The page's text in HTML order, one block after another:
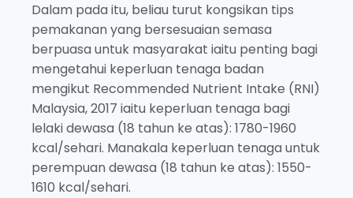
Dalam pada itu, beliau turut kongsikan tips
pemakanan yang bersesuaian semasa
berpuasa untuk masyarakat iaitu penting bagi
mengetahui keperluan tenaga badan
mengikut Recommended Nutrient Intake (RNI)
Malaysia, 2017 iaitu keperluan tenaga bagi
lelaki dewasa (18 tahun ke atas): 1780-1960
kcal/sehari. Manakala keperluan tenaga untuk
perempuan dewasa (18 tahun ke atas): 1550-
1610 kcal/sehari.